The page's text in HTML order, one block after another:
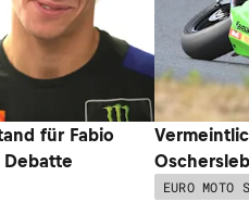
für Fabio
EURO MOTO